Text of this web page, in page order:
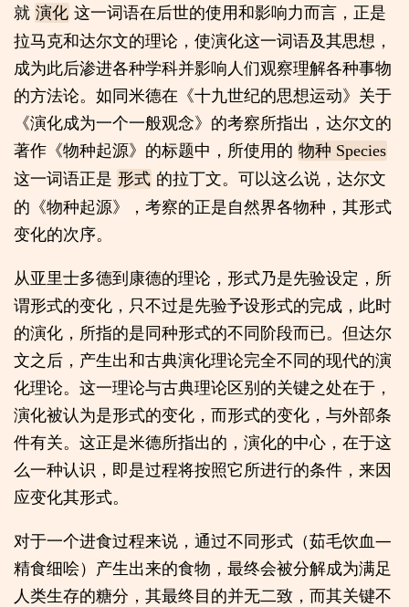
就 演化 这一词语在后世的使用和影响力而言，正是
拉马克和达尔文的理论，使演化这一词语及其思想，
成为此后渗进各种学科并影响人们观察理解各种事物
的方法论。如同米德在《十九世纪的思想运动》关于
《演化成为一个一般观念》的考察所指出，达尔文的
著作《物种起源》的标题中，所使用的 物种 Species
这一词语正是 形式 的拉丁文。可以这么说，达尔文
的《物种起源》，考察的正是自然界各物种，其形式
变化的次序。
从亚里士多德到康德的理论，形式乃是先验设定，所
谓形式的变化，只不过是先验予设形式的完成，此时
的演化，所指的是同种形式的不同阶段而已。但达尔
文之后，产生出和古典演化理论完全不同的现代的演
化理论。这一理论与古典理论区别的关键之处在于，
演化被认为是形式的变化，而形式的变化，与外部条
件有关。这正是米德所指出的，演化的中心，在于这
么一种认识，即是过程将按照它所进行的条件，来因
应变化其形式。
对于一个进食过程来说，通过不同形式（茹毛饮血—
精食细哙）产生出来的食物，最终会被分解成为满足
人类生存的糖分，其最终目的并无二致，而其关键不